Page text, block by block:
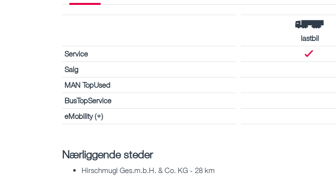
lastbil
Service
Salg
MAN TopUsed
BusTopService
eMobility (+)
Nærliggende steder
Hirschmugl Ges.m.b.H. & Co. KG - 28 km